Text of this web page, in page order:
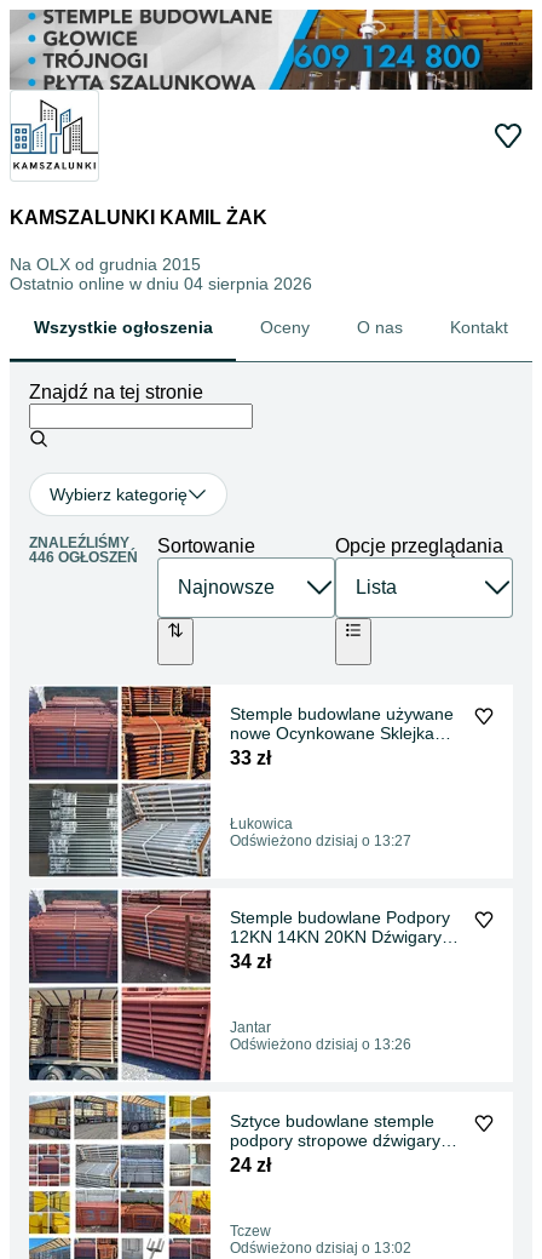
KAMSZALUNKI KAMIL ŻAK
Na OLX od grudnia 2015
Ostatnio online w dniu 04 sierpnia 2026
Wszystkie ogłoszenia Oceny O nas Kontakt
Znajdź na tej stronie
Wybierz kategorię
ZNALEŹLIŚMY
446 OGŁOSZEŃ
Sortowanie Opcje przeglądania
Stemple budowlane używane
nowe Ocynkowane Sklejka
sztyce budowlane
33 zł
Łukowica
Odświeżono dzisiaj o 13:27
Stemple budowlane Podpory
12KN 14KN 20KN Dźwigary
H20 Głowice Trójnogi
34 zł
Jantar
Odświeżono dzisiaj o 13:26
Sztyce budowlane stemple
podpory stropowe dźwigary
h20 sklejka doki płyta
24 zł
Tczew
Odświeżono dzisiaj o 13:02